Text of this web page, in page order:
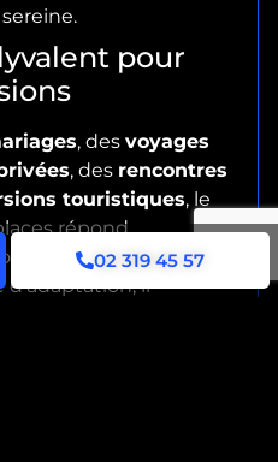
pour
, des voyages
, des rencontres
touristiques, le
répond
Grâce à son
il
02 319 45 57